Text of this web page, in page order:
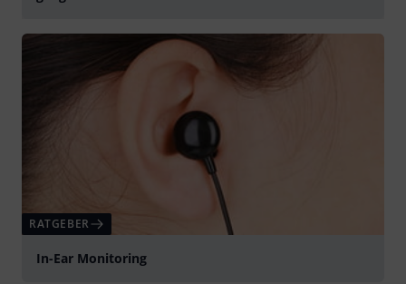
RATGEBER
In-Ear Monitoring